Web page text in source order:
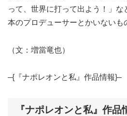
って、世界に打って出よう！」な
本のプロデューサーとかいないも
（文：増當竜也）
–{『ナポレオンと私』作品情報}–
『ナポレオンと私』作品